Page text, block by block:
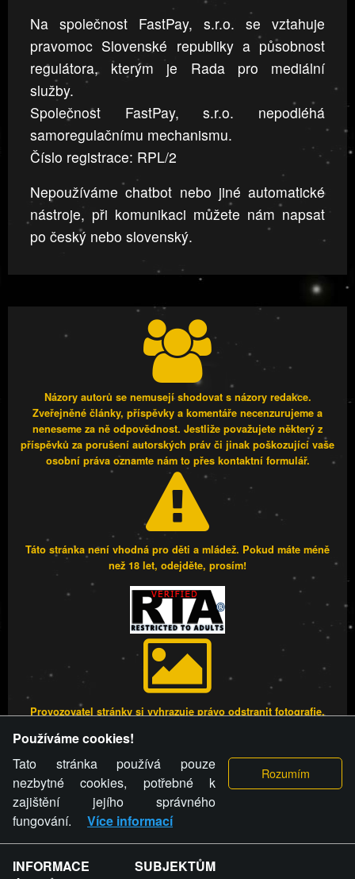
Na společnost FastPay, s.r.o. se vztahuje
pravomoc Slovenské republiky a působnost
regulátora, kterým je Rada pro mediální
služby.
Společnost FastPay, s.r.o. nepodléhá
samoregulačnímu mechanismu.
Číslo registrace: RPL/2
Nepoužíváme chatbot nebo jiné automatické
nástroje, při komunikaci můžete nám napsat
po český nebo slovenský.
Názory autorů se nemusejí shodovat s názory redakce.
Zveřejněné články, příspěvky a komentáře necenzurujeme a
neneseme za ně odpovědnost. Jestliže považujete některý z
příspěvků za porušení autorských práv či jinak poškozující vaše
osobní práva oznamte nám to přes kontaktní formulář.
Táto stránka není vhodná pro děti a mládež. Pokud máte méně
než 18 let, odejděte, prosím!
Provozovatel stránky si vyhrazuje právo odstranit fotografie,
stránky týče, ani osoba, která umístila fotografii nebo video na
stránku, nemůže z důvodu odstranění fotografie, videa nebo
komentáře pro výše uvedenou okolnost uplatnit vůči
provozovateli stránky žádný nárok na náhradu škody nebo
nemajetkové újmy.
FREESEX.CZ - to je Vaše každodenní dávka
Používáme cookies!
Tato stránka používá pouze
nezbytné cookies, potřebné k
zajištění jejího správného
fungování.
Více informací
INFORMACE SUBJEKTŮM